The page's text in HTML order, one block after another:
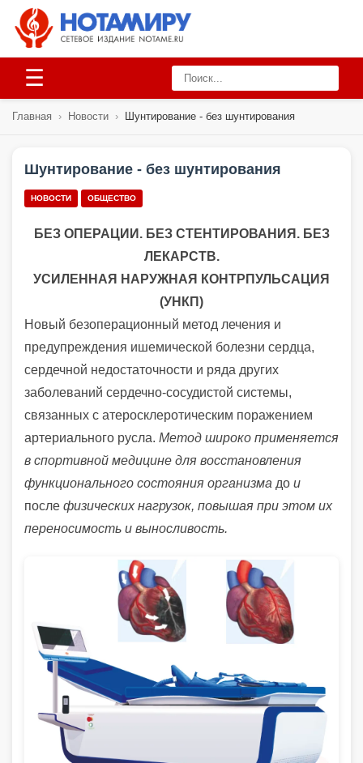
☰
Главная › Новости › Шунтирование - без шунтирования
Шунтирование - без шунтирования
НОВОСТИ ОБЩЕСТВО
БЕЗ ОПЕРАЦИИ. БЕЗ СТЕНТИРОВАНИЯ. БЕЗ
ЛЕКАРСТВ.
УСИЛЕННАЯ НАРУЖНАЯ КОНТРПУЛЬСАЦИЯ
(УНКП)
Новый безоперационный метод лечения и
предупреждения ишемической болезни сердца,
сердечной недостаточности и ряда других
заболеваний сердечно-сосудистой системы,
связанных с атеросклеротическим поражением
артериального русла. Метод широко применяется
в спортивной медицине для восстановления
функционального состояния организма до и
после физических нагрузок, повышая при этом их
переносимость и выносливость.